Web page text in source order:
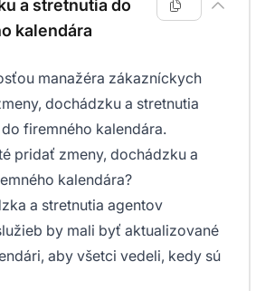
a stretnutia do
kalendára
manažéra zákazníckych
dochádzku a stretnutia
firemného kalendára.
pridať zmeny, dochádzku a
kalendára?
a stretnutia agentov
by mali byť aktualizované
aby všetci vedeli, kedy sú